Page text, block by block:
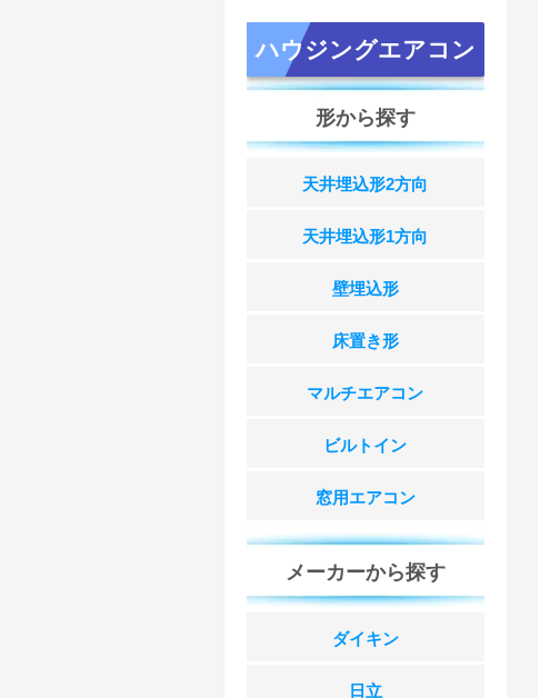
ハウジングエアコン
形から探す
天井埋込形2方向
天井埋込形1方向
壁埋込形
床置き形
マルチエアコン
ビルトイン
窓用エアコン
メーカーから探す
ダイキン
日立